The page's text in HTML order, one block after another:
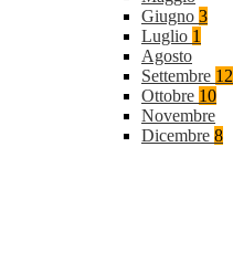
Giugno 3
Luglio 1
Agosto
Settembre 12
Ottobre 10
Novembre
Dicembre 8